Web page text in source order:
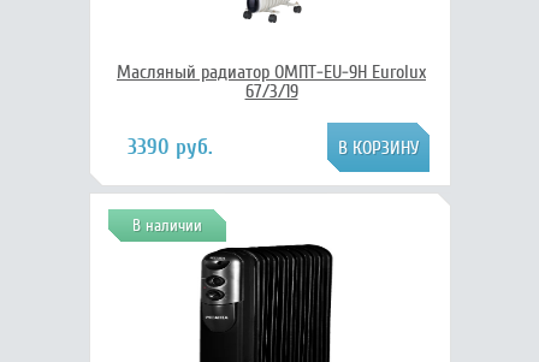
Масляный радиатор ОМПТ-EU-9Н Eurolux
67/3/19
3390 руб.
В наличии